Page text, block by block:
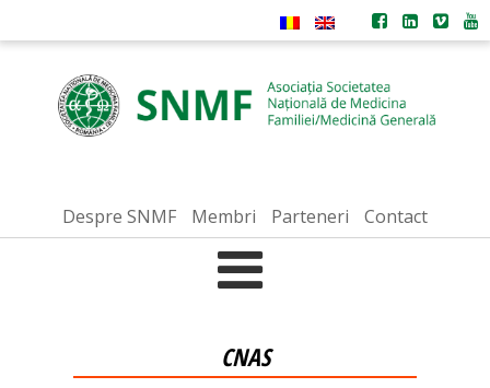
Despre SNMF Membri Parteneri Contact
CNAS